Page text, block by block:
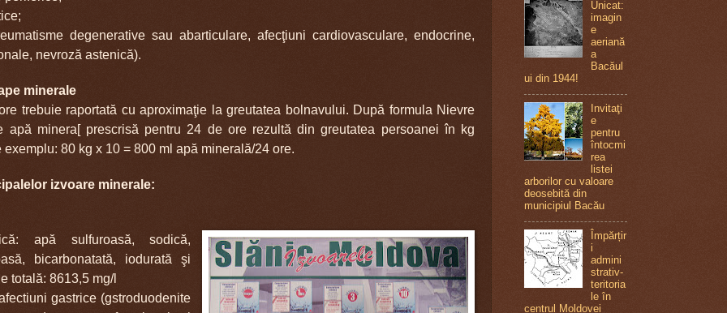
degenerative sau abarticulare, afecţiuni cardiovasculare, endocrine,
nevroză astenică).
minerale
trebuie raportată cu aproximaţie la greutatea bolnavului. După formula Nievre
apă minera[ prescrisă pentru 24 de ore rezultă din greutatea persoanei în kg
80 kg x 10 = 800 ml apă minerală/24 ore.
izvoare minerale:
apă sulfuroasă, sodică,
bicarbonatată, iodurată şi
totală: 8613,5 mg/l
gastrice (gstroduodenite
Unicat:
imagin
e
aeriană
a
Bacăul
ui din 1944!
Invitaţi
e
pentru
întocmi
rea
listei
arborilor cu valoare
deosebită din
municipiul Bacău
Împărțir
i
admini
strativ-
teritoria
le în
centrul Moldovei